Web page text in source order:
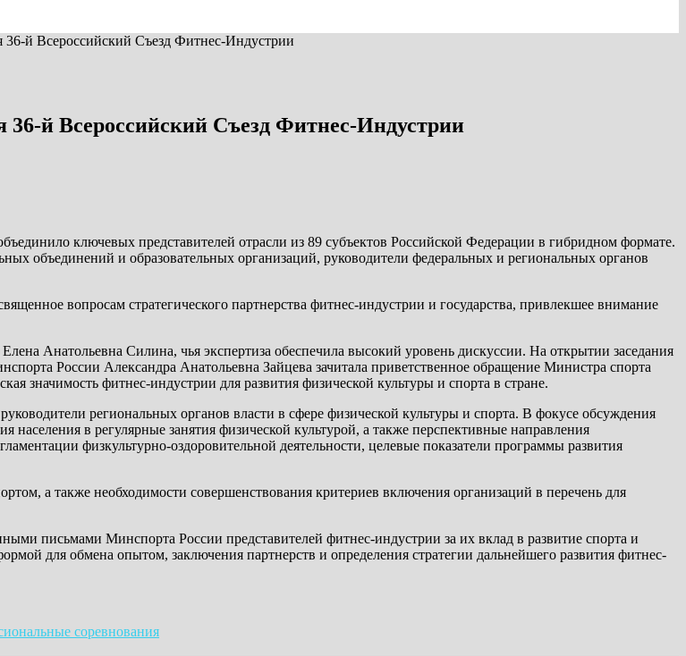
36-й Всероссийский Съезд Фитнес-Индустрии
36-й Всероссийский Съезд Фитнес-Индустрии
ключевых представителей отрасли из 89 субъектов Российской Федерации в гибридном формате.
объединений и образовательных организаций, руководители федеральных и региональных органов
вопросам стратегического партнерства фитнес-индустрии и государства, привлекшее внимание
Анатольевна Силина, чья экспертиза обеспечила высокий уровень дискуссии. На открытии заседания
России Александра Анатольевна Зайцева зачитала приветственное обращение Министра спорта
значимость фитнес-индустрии для развития физической культуры и спорта в стране.
региональных органов власти в сфере физической культуры и спорта. В фокусе обсуждения
населения в регулярные занятия физической культурой, а также перспективные направления
физкультурно-оздоровительной деятельности, целевые показатели программы развития
а также необходимости совершенствования критериев включения организаций в перечень для
письмами Минспорта России представителей фитнес-индустрии за их вклад в развитие спорта и
для обмена опытом, заключения партнерств и определения стратегии дальнейшего развития фитнес-
соревнования